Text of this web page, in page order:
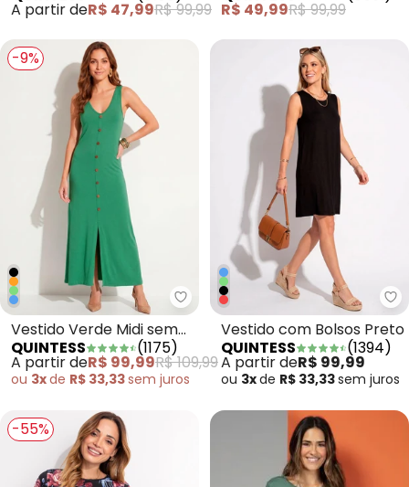
A partir deR$ 47,99R$ 99,99 R$ 49,99R$ 99,99
-9%
Quintess - Vestido Verde Midi
Vestido Verde Midi sem
Mangas com Botões
QUINTESS (1175)
A partir deR$ 99,99R$ 109,99
ou 3xde R$ 33,33sem juros
Vestido com Bolsos Preto
QUINTESS
(1394)
A partir deR$ 99,99
ou 3xde R$ 33,33sem juros
-55%